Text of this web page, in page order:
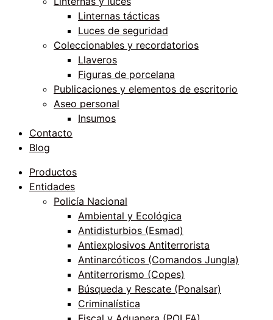
Linternas tácticas
Luces de seguridad
Coleccionables y recordatorios
Llaveros
Figuras de porcelana
Publicaciones y elementos de escritorio
Aseo personal
Insumos
Contacto
Blog
Productos
Entidades
Policía Nacional
Ambiental y Ecológica
Antidisturbios (Esmad)
Antiexplosivos Antiterrorista
Antinarcóticos (Comandos Jungla)
Antiterrorismo (Copes)
Búsqueda y Rescate (Ponalsar)
Criminalística